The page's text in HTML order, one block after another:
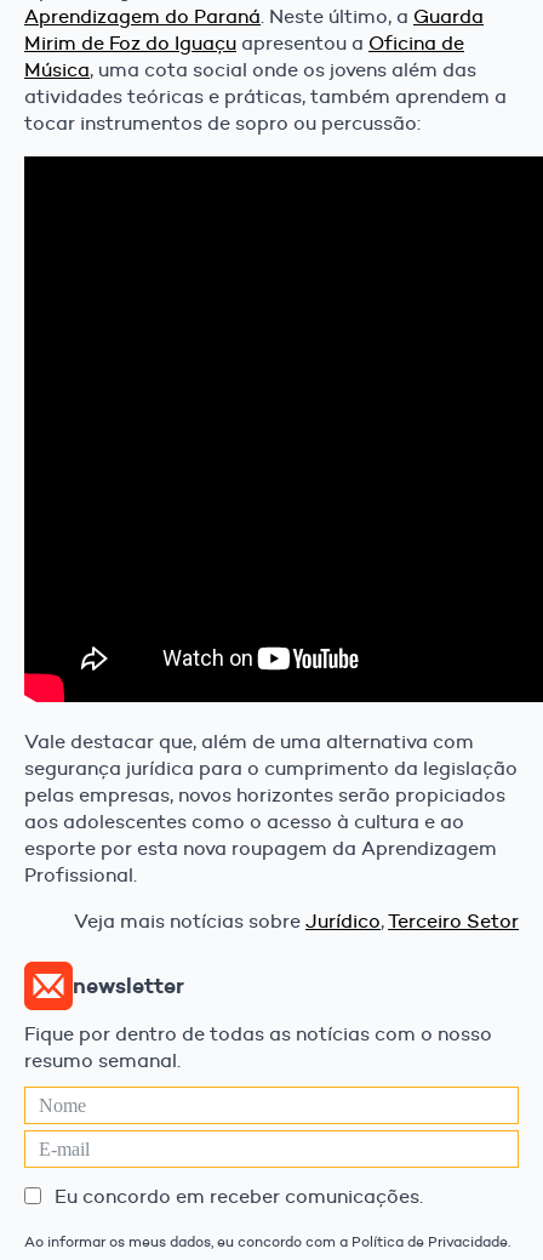
Aprendizagem do Paraná. Neste último, a Guarda
Mirim de Foz do Iguaçu apresentou a Oficina de
Música, uma cota social onde os jovens além das
atividades teóricas e práticas, também aprendem a
tocar instrumentos de sopro ou percussão:
Vale destacar que, além de uma alternativa com
segurança jurídica para o cumprimento da legislação
pelas empresas, novos horizontes serão propiciados
aos adolescentes como o acesso à cultura e ao
esporte por esta nova roupagem da Aprendizagem
Profissional.
Veja mais notícias sobre Jurídico,Terceiro Setor
newsletter
Fique por dentro de todas as notícias com o nosso
resumo semanal.
Eu concordo em receber comunicações.
Ao informar os meus dados, eu concordo com a Política de Privacidade.